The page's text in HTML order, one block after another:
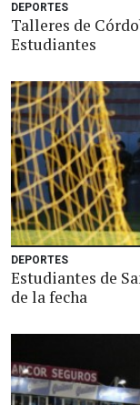
DEPORTES
Talleres de
Estudiantes
DEPORTES
Estudiantes de
de la fecha